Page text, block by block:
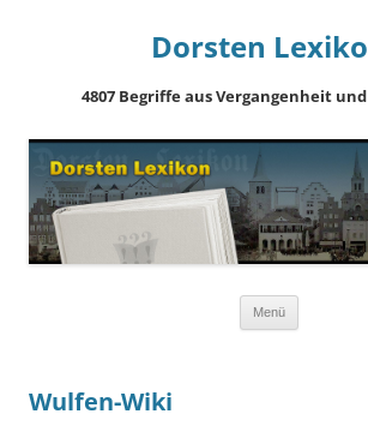
Dorsten
4807 Begriffe aus Vergangenheit
Menü
Wulfen-Wiki